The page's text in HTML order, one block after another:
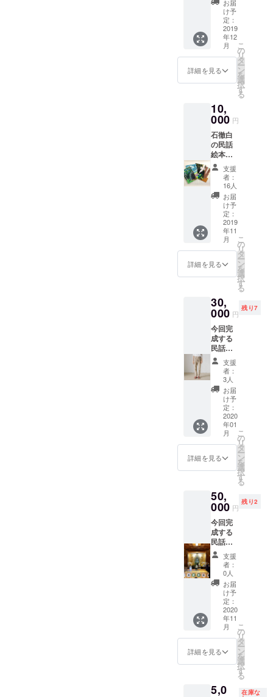
薩と上
村十二
人」
と、地
域で加
工され
たドラ
イフ
をお送
りしま
す。 小
水力発
電の電
気を一
部利用
したド
ライフ
ルーツ
を３種
類セッ
トにし
て絵本
ととも
にお送
りしま
シーな
のでお
おつま
みに最
適で
す。
お届
け予
定：
2019
年12
月
詳細を見る
こ
の
リ
タ
ー
ン
を
選
択
す
る
10,
000 円
石徹白
の民話
絵本５
作全て
のセッ
トをお
送りし
ます。
第１作
目 ね
いごの
ふたま
たほお
ば
（2015
目 泰
澄、白
山への
道
（2016
完成）
第３作
目 和
田の小
池と竜
（2017
完成）
第４作
目 浄
安くわ
は
目 虚
空蔵菩
村十二
人
（2019.
10完成
予定）
支援
者：
16人
お届
け予
定：
2019
年11
月
詳細を見る
こ
の
リ
タ
ー
ン
を
選
択
す
る
30,
000 円
残り7
今回完
成する
民話絵
本第５
弾「虚
空蔵菩
薩と上
村十二
人」
と、石
徹白洋
品店の
人気商
品、石
徹白の
「たつ
け」を
お送り
しま
す。 た
つけ
は、古
くから
石徹白
に伝わ
る足裾
がスリ
ムな直
線断ち
のパン
ツで
す。締
すい、
支援
者：
3人
お届
け予
定：
2020
年01
月
詳細を見る
こ
の
リ
タ
ー
ン
を
選
択
す
る
50,
000 円
残り2
今回完
成する
民話絵
本第５
弾「虚
空蔵菩
薩と上
村十二
人」を
送りま
す。加
えて、
石徹白
の虚空
蔵菩薩
トリー
支援
者：
0人
お届
け予
定：
2020
年11
月
詳細を見る
こ
の
リ
タ
ー
ン
を
選
択
す
る
5,0 在庫な